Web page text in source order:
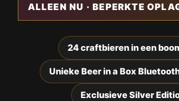
ALLEEN NU · BEPERKTE
24 craftbieren in een
Unieke Beer in a Box
Exclusieve Silver